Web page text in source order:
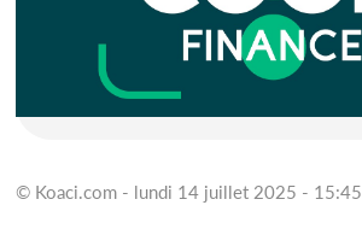
© Koaci.com - lundi 14 juillet 2025 - 15:45